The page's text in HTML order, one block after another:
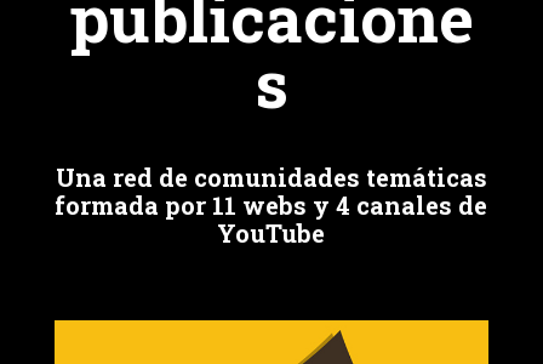
s
Una red de comunidades temáticas
formada por 11 webs y 4 canales de
YouTube